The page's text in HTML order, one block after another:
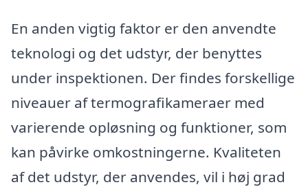
En anden vigtig faktor er den anvendte
teknologi og det udstyr, der benyttes
under inspektionen. Der findes forskellige
niveauer af termografikameraer med
varierende opløsning og funktioner, som
kan påvirke omkostningerne. Kvaliteten
af det udstyr, der anvendes, vil i høj grad